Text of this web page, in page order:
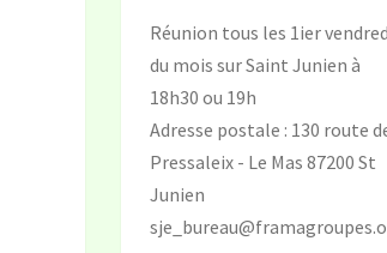
Réunion tous les 1ier
du mois sur Saint Junien à
18h30 ou 19h
Adresse postale : 130 route
Pressaleix - Le Mas 87200 St
Junien